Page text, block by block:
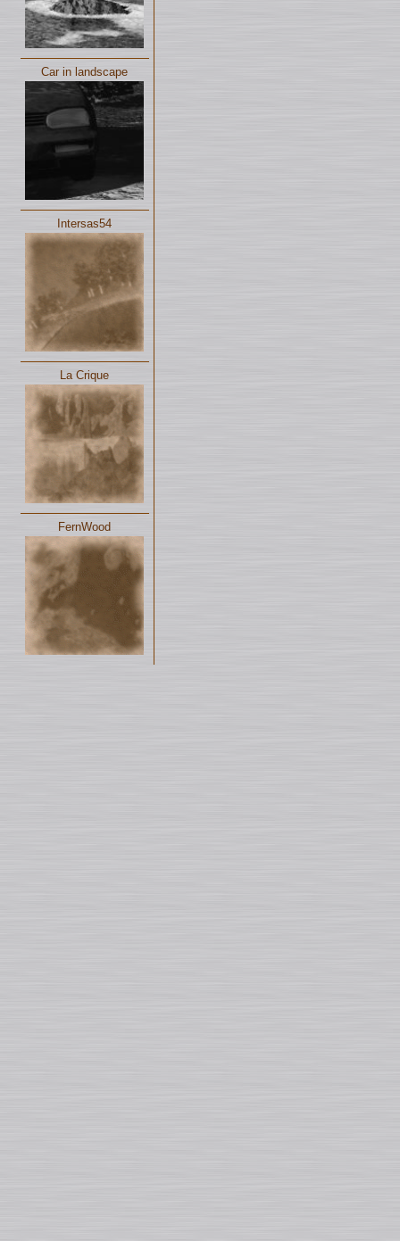
Car in landscape
Intersas54
La Crique
FernWood